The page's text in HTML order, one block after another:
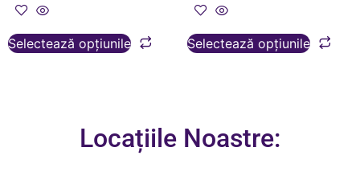
Selectează opțiunile Selectează opțiunile
Locațiile Noastre: